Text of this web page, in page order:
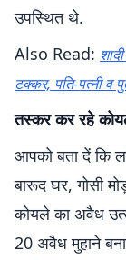
उपस्थित थे.
Also Read:
टक्कर, पति-पत्नी व
तस्कर कर रहे
आपको बता दें कि
बारूद घर, गोसी
कोयले का अवैध
20 अवैध मुहाने